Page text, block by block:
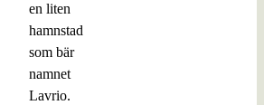
en liten
hamnstad
som bär
namnet
Lavrio.